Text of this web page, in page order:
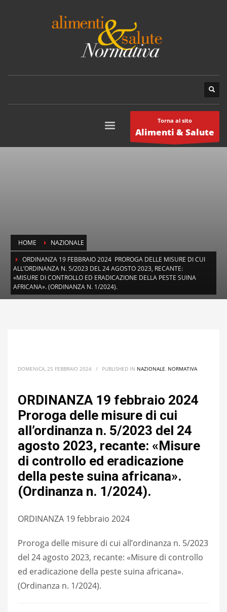
Torna al sito
Alimenti & Salute
HOME
NAZIONALE
ORDINANZA 19 FEBBRAIO 2024 PROROGA DELLE MISURE DI CUI
ALL’ORDINANZA N. 5/2023 DEL 24 AGOSTO 2023, RECANTE:
«MISURE DI CONTROLLO ED ERADICAZIONE DELLA PESTE SUINA
AFRICANA». (ORDINANZA N. 1/2024).
DOMENICA, 25 FEBBRAIO 2024 / PUBLISHED IN NAZIONALE, NORMATIVA
ORDINANZA 19 febbraio 2024
Proroga delle misure di cui
all’ordinanza n. 5/2023 del 24
agosto 2023, recante: «Misure
di controllo ed eradicazione
della peste suina africana».
(Ordinanza n. 1/2024).
ORDINANZA 19 febbraio 2024
Proroga delle misure di cui all’ordinanza n. 5/2023
del 24 agosto 2023, recante: «Misure di controllo
ed eradicazione della peste suina africana».
(Ordinanza n. 1/2024).